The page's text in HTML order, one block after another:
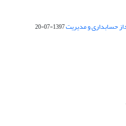
حسابداری و مدیریت1397-07-20